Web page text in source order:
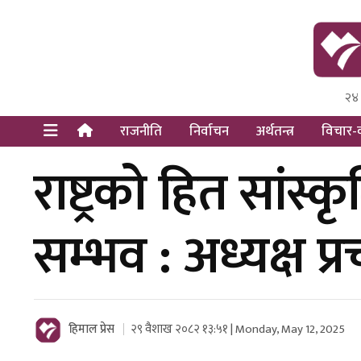
Himal
Dot
राजनीति निर्वाचन अर्थतन्त्र विचार-
राष्ट्रको हित
सम्भव : अध्यक्ष
हिमाल प्रेस २९ वैशाख २०८२ १३:५१ | Monday, May 12, 2025